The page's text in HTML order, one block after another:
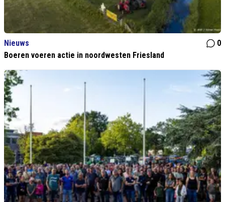
Nieuws
0
Boeren voeren actie in noordwesten Friesland